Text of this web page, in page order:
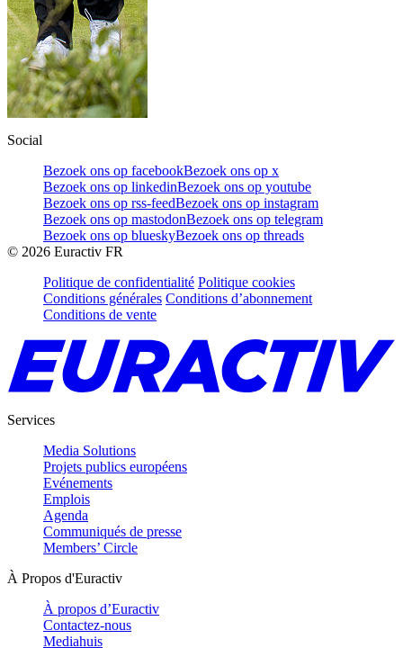
Social
Bezoek ons op facebookBezoek ons op x
Bezoek ons op linkedinBezoek ons op youtube
Bezoek ons op rss-feedBezoek ons op instagram
Bezoek ons op mastodonBezoek ons op telegram
Bezoek ons op blueskyBezoek ons op threads
© 2026 Euractiv FR
Politique de confidentialité Politique cookies
Conditions générales Conditions d’abonnement
Conditions de vente
Services
Media Solutions
Projets publics européens
Evénements
Emplois
Agenda
Communiqués de presse
Members’ Circle
À Propos d'Euractiv
À propos d’Euractiv
Contactez-nous
Mediahuis